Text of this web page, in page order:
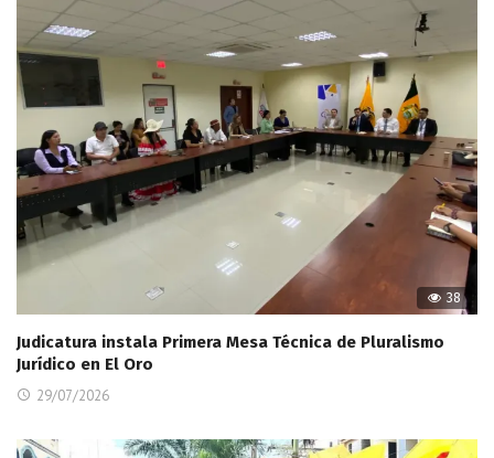
38
Judicatura instala Primera Mesa Técnica de Pluralismo
Jurídico en El Oro
29/07/2026